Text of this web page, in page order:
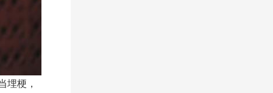
埋梗，